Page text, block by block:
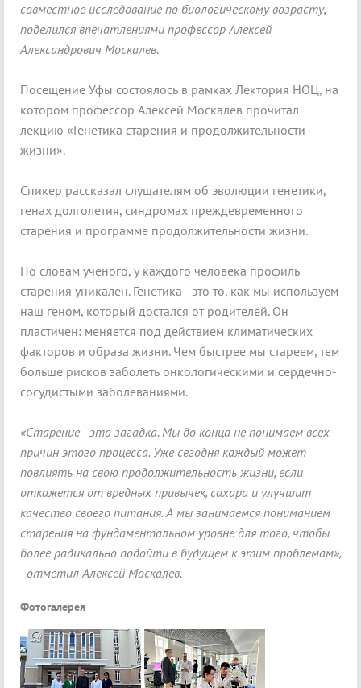
совместное исследование по биологическому возрасту, –
поделился впечатлениями профессор Алексей
Александрович Москалев.
Посещение Уфы состоялось в рамках Лектория НОЦ, на
котором профессор Алексей Москалев прочитал
лекцию «Генетика старения и продолжительности
жизни».
Спикер рассказал слушателям об эволюции генетики,
генах долголетия, синдромах преждевременного
старения и программе продолжительности жизни.
По словам ученого, у каждого человека профиль
старения уникален. Генетика - это то, как мы используем
наш геном, который достался от родителей. Он
пластичен: меняется под действием климатических
факторов и образа жизни. Чем быстрее мы стареем, тем
больше рисков заболеть онкологическими и сердечно-
сосудистыми заболеваниями.
«Старение - это загадка. Мы до конца не понимаем всех
причин этого процесса. Уже сегодня каждый может
повлиять на свою продолжительность жизни, если
откажется от вредных привычек, сахара и улучшит
качество своего питания. А мы занимаемся пониманием
старения на фундаментальном уровне для того, чтобы
более радикально подойти в будущем к этим проблемам»,
- отметил Алексей Москалев.
Фотогалерея